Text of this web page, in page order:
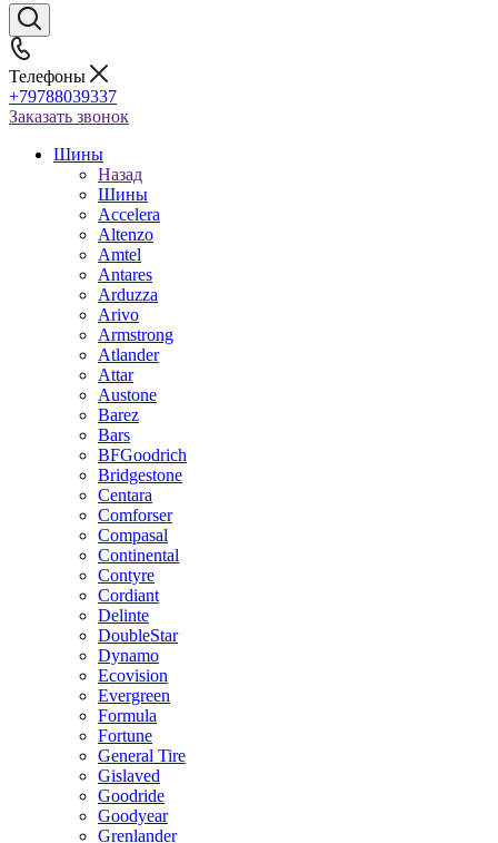
Телефоны
+79788039337
Заказать звонок
Шины
Назад
Шины
Accelera
Altenzo
Amtel
Antares
Arduzza
Arivo
Armstrong
Atlander
Attar
Austone
Barez
Bars
BFGoodrich
Bridgestone
Centara
Comforser
Compasal
Continental
Contyre
Cordiant
Delinte
DoubleStar
Dynamo
Ecovision
Evergreen
Formula
Fortune
General Tire
Gislaved
Goodride
Goodyear
Grenlander